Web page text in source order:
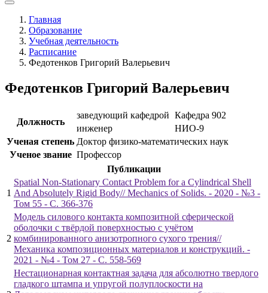
Главная
Образование
Учебная деятельность
Расписание
Федотенков Григорий Валерьевич
Федотенков Григорий Валерьевич
Должность
заведующий кафедрой Кафедра 902
инженер
НИО-9
Ученая степень Доктор физико-математических наук
Ученое звание Профессор
Публикации
1
Spatial Non-Stationary Contact Problem for a Cylindrical Shell
And Absolutely Rigid Body// Mechanics of Solids. - 2020 - №3 -
Том 55 - С. 366-376
2
Модель силового контакта композитной сферической
оболочки с твёрдой поверхностью с учётом
комбинированного анизотропного сухого трения//
Механика композиционных материалов и конструкций. -
2021 - №4 - Том 27 - С. 558-569
Нестационарная контактная задача для абсолютно твердого
гладкого штампа и упругой полуплоскости на